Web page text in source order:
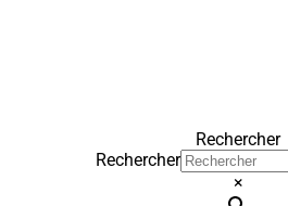
Rechercher
Rechercher
×